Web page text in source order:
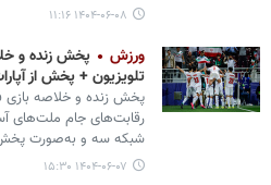
۱۴۰۴-۰۶-۰۸ ۱۱:۱۶
ورزش
پخش زنده و
تلویزیون +‌ پخش از
پخش زنده و خلاصه بازی
شبکه سه و به‌صورت پخش
۱۴۰۴-۰۶-۰۷ ۱۵:۳۰